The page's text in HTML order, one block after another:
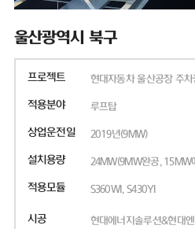
울산광역시 북구
프로젝트 현대자동차 울산공장 주
적용분야 루프탑
상업운전일 2019년(9MW)
설치용량 24MW(9MW완공, 15MW
적용모듈 S360WI, S430YI
시공 현대에너지솔루션&현대